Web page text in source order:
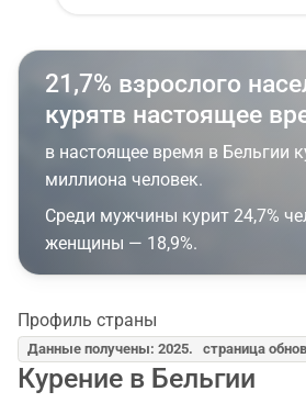
21,7% взрослого
курятв настоящее
в настоящее время в Бельгии
миллиона человек.
Среди мужчины курит 24,7%
женщины — 18,9%.
Профиль страны
Данные получены: 2025. страница
Курение в Бельгии